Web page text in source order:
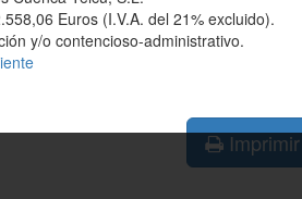
Euros (I.V.A. del 21% excluido).
y/o contencioso-administrativo.
Imprimir